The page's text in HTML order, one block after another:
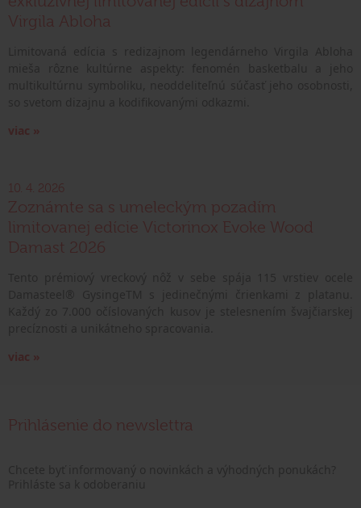
Virgila Abloha
viac »
10. 4. 2026
Zoznámte sa s umeleckým pozadím
limitovanej edície Victorinox Evoke Wood
Damast 2026
viac »
Prihlásenie do newslettra